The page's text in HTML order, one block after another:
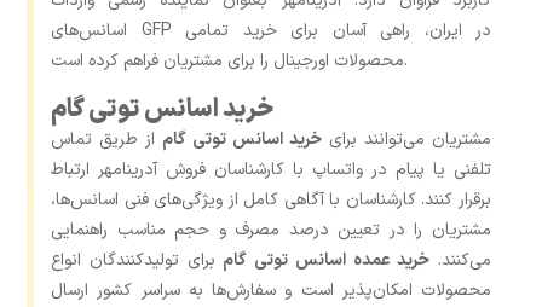
اسانس‌های GFP در ایران، راهی آسان برای خرید تمامی
محصولات اورجینال را برای مشتریان فراهم کرده است.
خرید اسانس توتی گام
مشتریان می‌توانند برای خرید اسانس توتی گام از طریق تماس
تلفنی یا پیام در واتساپ با کارشناسان فروش آدرینامهر ارتباط
برقرار کنند. کارشناسان با آگاهی کامل از ویژگی‌های فنی اسانس‌ها،
مشتریان را در تعیین درصد مصرف و حجم مناسب راهنمایی
می‌کنند. خرید عمده اسانس توتی گام برای تولیدکنندگان انواع
محصولات امکان‌پذیر است و سفارش‌ها به سراسر کشور ارسال